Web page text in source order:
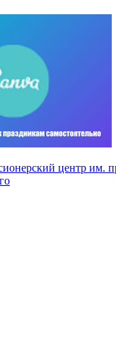
центр им.